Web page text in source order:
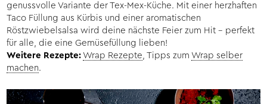
genussvolle Variante der Tex-Mex-Küche. Mit einer herzhaften
Taco Füllung aus Kürbis und einer aromatischen
Röstzwiebelsalsa wird deine nächste Feier zum Hit – perfekt
für alle, die eine Gemüsefüllung lieben!
Weitere Rezepte: Wrap Rezepte , Tipps zum Wrap selber
machen.